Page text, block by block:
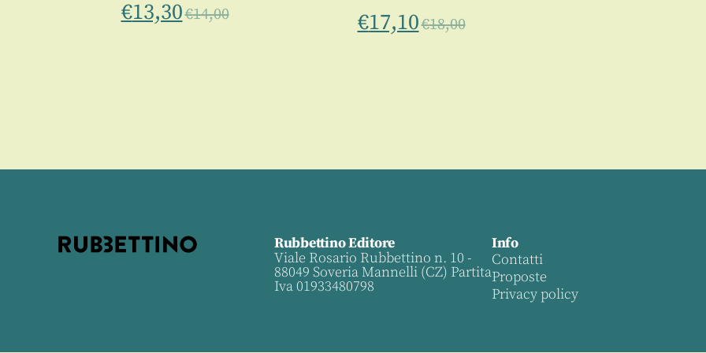
€13,30€14,00 €17,10€18,00
Rubbettino Editore
Viale Rosario Rubbettino n. 10 -
88049 Soveria Mannelli (CZ) Partita
Iva 01933480798
Info
Contatti
Proposte
Privacy policy